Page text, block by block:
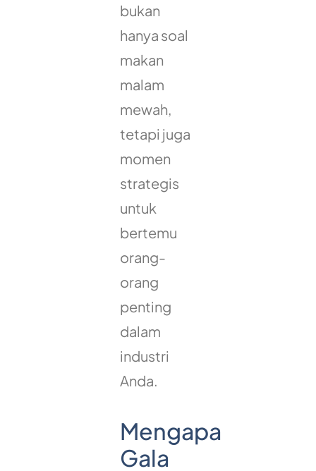
bukan
hanya soal
makan
malam
mewah,
tetapi juga
momen
strategis
untuk
bertemu
orang-
orang
penting
dalam
industri
Anda.
Mengapa
Gala